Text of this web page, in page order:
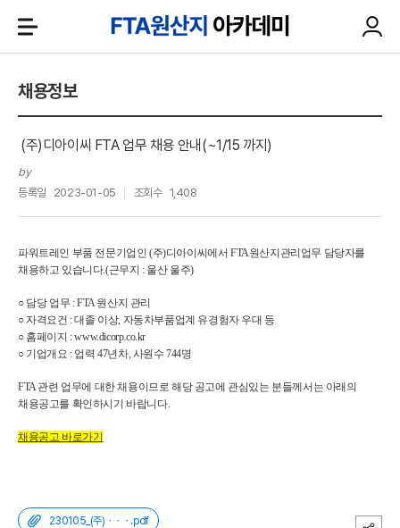
채용정보
(주)디아이씨 FTA 업무 채용 안내(~1/15 까지)
by
등록일
2023-01-05 조회수 1,408
파워트레인 부품 전문기업인 (주)디아이씨에서 FTA원산지관리업무 담당자를
채용하고 있습니다.(근무지 : 울산 울주)
○ 담당 업무 : FTA 원산지 관리
○ 자격요건 : 대졸 이상, 자동차부품업계 유경험자 우대 등
○ 홈페이지 : www.dicorp.co.kr
○ 기업개요 : 업력 47년차, 사원수 744명
FTA 관련 업무에 대한 채용이므로 해당 공고에 관심있는 분들께서는 아래의
채용공고를 확인하시기 바랍니다.
채용공고 바로가기
230105_(주)ㆍㆍㆍ.pdf